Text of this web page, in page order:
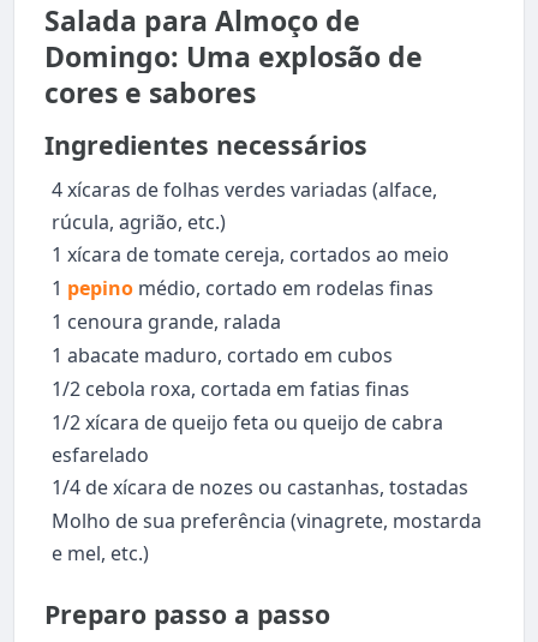
Salada para Almoço de
Domingo: Uma explosão de
cores e sabores
Ingredientes necessários
4 xícaras de folhas verdes variadas (alface,
rúcula, agrião, etc.)
1 xícara de tomate cereja, cortados ao meio
1 pepinomédio, cortado em rodelas finas
1 cenoura grande, ralada
1 abacate maduro, cortado em cubos
1/2 cebola roxa, cortada em fatias finas
1/2 xícara de queijo feta ou queijo de cabra
esfarelado
1/4 de xícara de nozes ou castanhas, tostadas
Molho de sua preferência (vinagrete, mostarda
e mel, etc.)
Preparo passo a passo